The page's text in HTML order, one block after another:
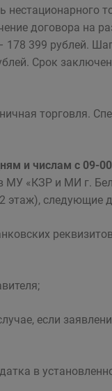
договора на
178 399 рублей.
Срок
торговля.
и числам с 09-
МУ «КЗР и МИ г.
этаж), следующие
если
в